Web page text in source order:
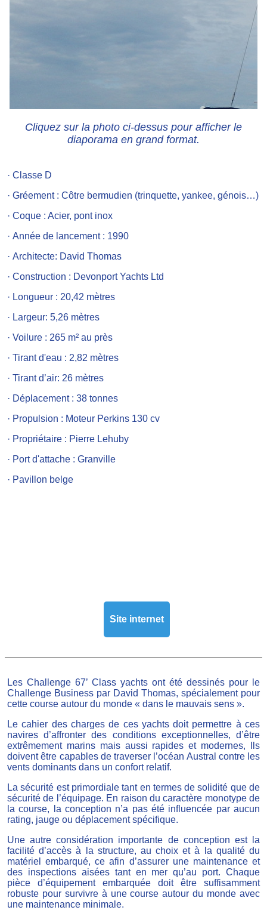
Cliquez sur la photo ci-dessus pour afficher le
diaporama en grand format.
· Classe D
· Gréement : Côtre bermudien (trinquette, yankee, génois…)
· Coque : Acier, pont inox
· Année de lancement : 1990
· Architecte: David Thomas
· Construction : Devonport Yachts Ltd
· Longueur : 20,42 mètres
· Largeur: 5,26 mètres
· Voilure : 265 m² au près
· Tirant d'eau : 2,82 mètres
· Tirant d’air: 26 mètres
· Déplacement : 38 tonnes
· Propulsion : Moteur Perkins 130 cv
· Propriétaire : Pierre Lehuby
· Port d'attache : Granville
· Pavillon belge
Site internet
Les Challenge 67’ Class yachts ont été dessinés pour le
Challenge Business par David Thomas, spécialement pour
cette course autour du monde « dans le mauvais sens ».
Le cahier des charges de ces yachts doit permettre à ces
navires d’affronter des conditions exceptionnelles, d’être
extrêmement marins mais aussi rapides et modernes, Ils
doivent être capables de traverser l’océan Austral contre les
vents dominants dans un confort relatif.
La sécurité est primordiale tant en termes de solidité que de
sécurité de l’équipage. En raison du caractère monotype de
la course, la conception n’a pas été influencée par aucun
rating, jauge ou déplacement spécifique.
Une autre considération importante de conception est la
facilité d’accès à la structure, au choix et à la qualité du
matériel embarqué, ce afin d’assurer une maintenance et
des inspections aisées tant en mer qu’au port. Chaque
pièce d’équipement embarquée doit être suffisamment
robuste pour survivre à une course autour du monde avec
une maintenance minimale.